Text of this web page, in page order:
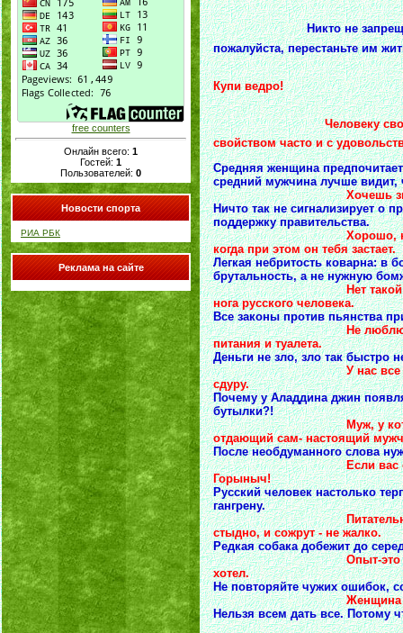
free counters
Онлайн всего: 1
Гостей: 1
Пользователей: 0
Новости спорта
РИА РБК
Реклама на сайте
Никто не
пожалуйста,
Купи ведро!
Человеку свойственно
свойством часто и с
Средняя женщина
средний мужчина лучше видит,
Хочешь знать
Ничто так не сигнализирует о
поддержку правительства.
Хорошо, когда к тебе
когда при этом он тебя застает.
Легкая небритость коварна: в
брутальность, а не нужную
Нет такой последней
нога русского человека.
Все законы против пьянства
Не люблю ничего
питания и туалета.
Деньги не зло, зло так быстро
У нас все делается
сдуру.
Почему у Аладдина джин
бутылки?!
Муж, у которого жена
отдающий сам- настоящий
После необдуманного слова
Если вас отовсюду
Горыныч!
Русский человек настолько
гангрену.
Питательные салаты
стыдно, и сожрут - не жалко.
Редкая собака добежит до
Опыт-это то, что
хотел.
Не повторяйте чужих ошибок,
Женщина накатала на
Нельзя всем дать все. Потому